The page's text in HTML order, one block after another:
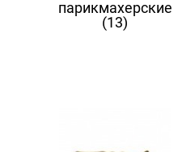
парикмахерские
(13)